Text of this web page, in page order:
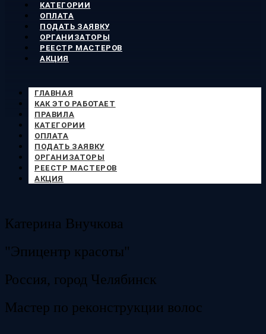
КАТЕГОРИИ
ОПЛАТА
ПОДАТЬ ЗАЯВКУ
ОРГАНИЗАТОРЫ
РЕЕСТР МАСТЕРОВ
АКЦИЯ
ГЛАВНАЯ
КАК ЭТО РАБОТАЕТ
ПРАВИЛА
КАТЕГОРИИ
ОПЛАТА
ПОДАТЬ ЗАЯВКУ
ОРГАНИЗАТОРЫ
РЕЕСТР МАСТЕРОВ
АКЦИЯ
Катерина Внучкова
"Эпицентр красоты"
Россия, город Челябинск
Мастер по реконструкции волос